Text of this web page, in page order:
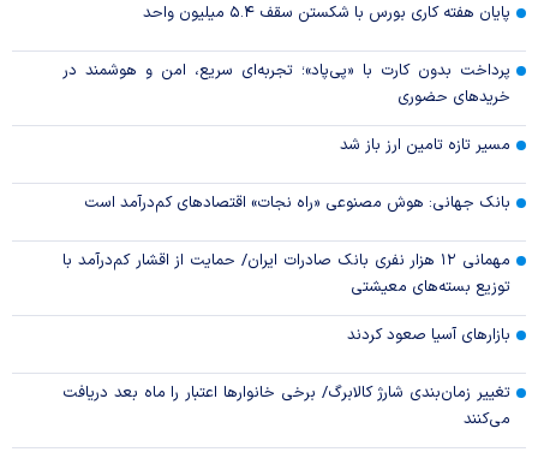
پایان هفته کاری بورس با شکستن سقف ۵.۴ میلیون واحد
پرداخت بدون کارت با «پی‌پاد»؛ تجربه‌ای سریع، امن و هوشمند در
خریدهای حضوری
مسیر تازه تامین ارز باز شد
بانک جهانی: هوش مصنوعی «راه نجات» اقتصادهای کم‌درآمد است
مهمانی ۱۲ هزار نفری بانک صادرات ایران/ حمایت از اقشار کم‌درآمد با
توزیع بسته‌های معیشتی
بازارهای آسیا صعود کردند
تغییر زمان‌بندی شارژ کالابرگ/ برخی خانوار‌ها اعتبار را ماه بعد دریافت
می‌کنند